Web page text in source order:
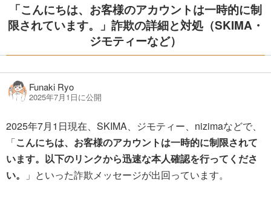
「こんにちは、お客様のアカウントは一時的に制
限されています。」詐欺の詳細と対処（SKIMA・
ジモティーなど）
Funaki Ryo
2025年7月1日に公開
2025年7月1日現在、SKIMA、ジモティー、nizimaなどで、
「こんにちは、お客様のアカウントは一時的に制限されて
います。以下のリンクから迅速な本人確認を行ってくださ
い。
」といった詐欺メッセージが出回っています。